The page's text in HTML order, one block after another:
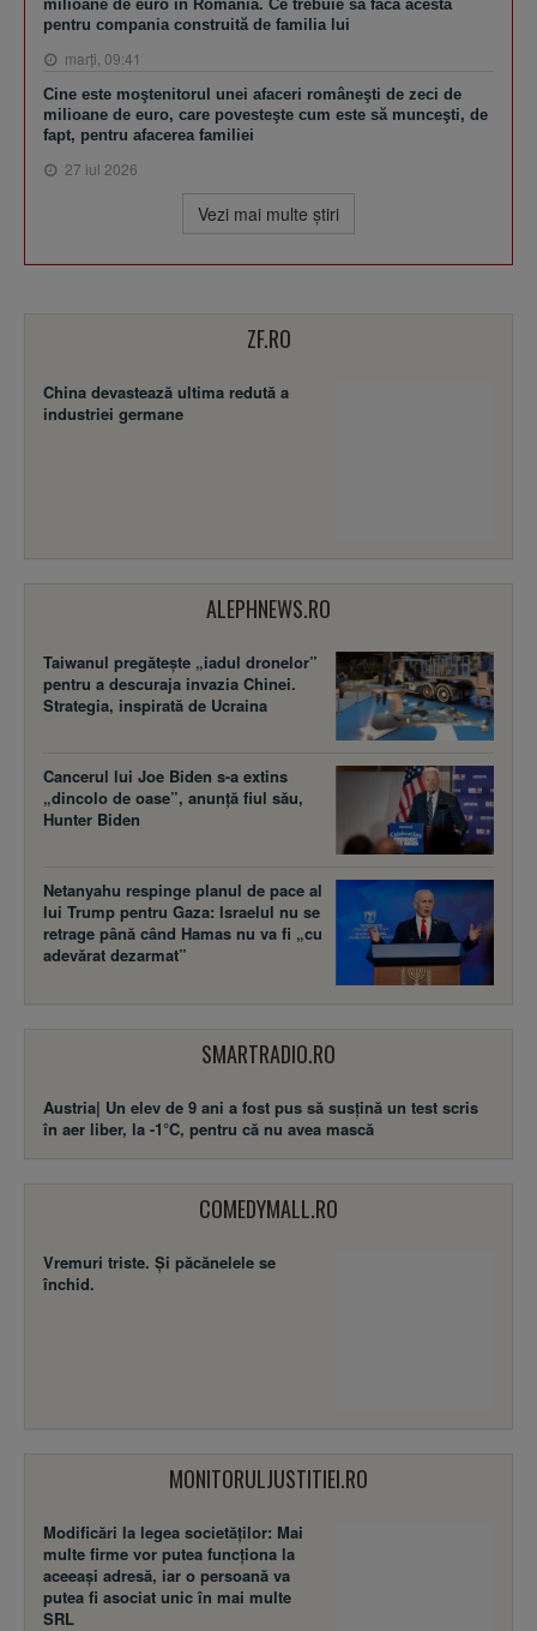
milioane de euro în România. Ce trebuie să facă acesta
pentru compania construită de familia lui
marţi, 09:41
Cine este moştenitorul unei afaceri româneşti de zeci de
milioane de euro, care povesteşte cum este să munceşti, de
fapt, pentru afacerea familiei
27 iul 2026
Vezi mai multe ştiri
ZF.RO
China devastează ultima redută a
industriei germane
ALEPHNEWS.RO
Taiwanul pregătește „iadul dronelor”
pentru a descuraja invazia Chinei.
Strategia, inspirată de Ucraina
Cancerul lui Joe Biden s-a extins
„dincolo de oase”, anunță fiul său,
Hunter Biden
Netanyahu respinge planul de pace al
lui Trump pentru Gaza: Israelul nu se
retrage până când Hamas nu va fi „cu
adevărat dezarmat”
SMARTRADIO.RO
Austria| Un elev de 9 ani a fost pus să susţină un test scris
în aer liber, la -1°C, pentru că nu avea mască
COMEDYMALL.RO
Vremuri triste. Şi păcănelele se
închid.
MONITORULJUSTITIEI.RO
Modificări la legea societăţilor: Mai
multe firme vor putea funcţiona la
aceeaşi adresă, iar o persoană va
putea fi asociat unic în mai multe
SRL